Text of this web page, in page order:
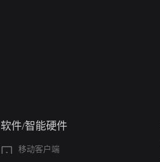
软件/智能硬件
移动客户端